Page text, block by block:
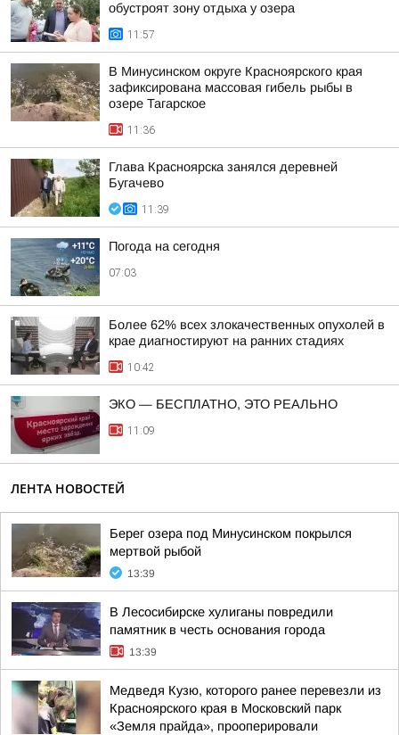
обустроят зону отдыха у озера
11:57
В Минусинском округе Красноярского края
зафиксирована массовая гибель рыбы в
озере Тагарское
11:36
Глава Красноярска занялся деревней
Бугачево
11:39
Погода на сегодня
07:03
Более 62% всех злокачественных опухолей в
крае диагностируют на ранних стадиях
10:42
ЭКО — БЕСПЛАТНО, ЭТО РЕАЛЬНО
11:09
ЛЕНТА НОВОСТЕЙ
Берег озера под Минусинском покрылся
мертвой рыбой
13:39
В Лесосибирске хулиганы повредили
памятник в честь основания города
13:39
Медведя Кузю, которого ранее перевезли из
Красноярского края в Московский парк
«Земля прайда», прооперировали